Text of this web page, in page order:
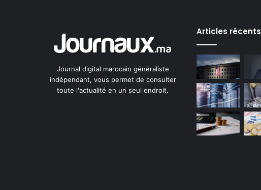
Journal digital marocain généraliste
indépendant, vous permet de consulter
toute l'actualité en un seul endroit.
Articles récents